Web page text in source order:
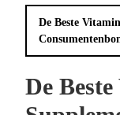
De Beste
De